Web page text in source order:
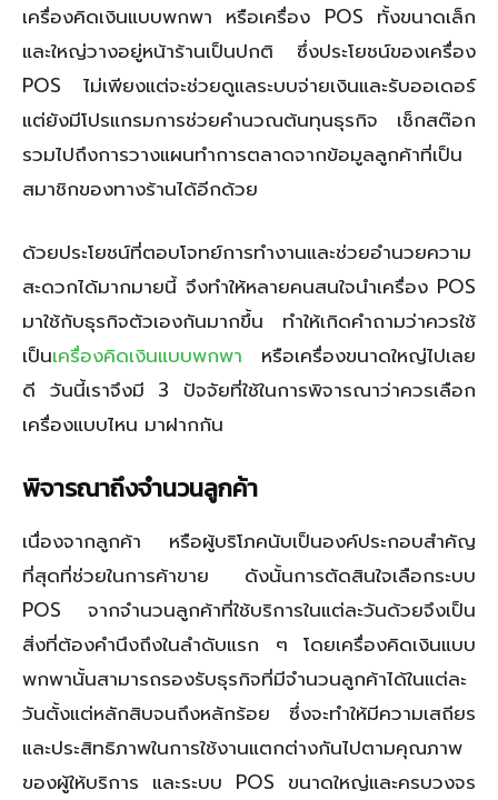
เครื่องคิดเงินแบบพกพา หรือเครื่อง POS ทั้งขนาดเล็ก
และใหญ่วางอยู่หน้าร้านเป็นปกติ ซึ่งประโยชน์ของเครื่อง
POS ไม่เพียงแต่จะช่วยดูแลระบบจ่ายเงินและรับออเดอร์
แต่ยังมีโปรแกรมการช่วยคำนวณต้นทุนธุรกิจ เช็กสต๊อก
รวมไปถึงการวางแผนทำการตลาดจากข้อมูลลูกค้าที่เป็น
สมาชิกของทางร้านได้อีกด้วย
ด้วยประโยชน์ที่ตอบโจทย์การทำงานและช่วยอำนวยความ
สะดวกได้มากมายนี้ จึงทำให้หลายคนสนใจนำเครื่อง POS
มาใช้กับธุรกิจตัวเองกันมากขึ้น ทำให้เกิดคำถามว่าควรใช้
เป็นเครื่องคิดเงินแบบพกพา หรือเครื่องขนาดใหญ่ไปเลย
ดี วันนี้เราจึงมี 3 ปัจจัยที่ใช้ในการพิจารณาว่าควรเลือก
เครื่องแบบไหน มาฝากกัน
พิจารณาถึงจำนวนลูกค้า
เนื่องจากลูกค้า หรือผู้บริโภคนับเป็นองค์ประกอบสำคัญ
ที่สุดที่ช่วยในการค้าขาย ดังนั้นการตัดสินใจเลือกระบบ
POS จากจำนวนลูกค้าที่ใช้บริการในแต่ละวันด้วยจึงเป็น
สิ่งที่ต้องคำนึงถึงในลำดับแรก ๆ โดยเครื่องคิดเงินแบบ
พกพานั้นสามารถรองรับธุรกิจที่มีจำนวนลูกค้าได้ในแต่ละ
วันตั้งแต่หลักสิบจนถึงหลักร้อย ซึ่งจะทำให้มีความเสถียร
และประสิทธิภาพในการใช้งานแตกต่างกันไปตามคุณภาพ
ของผู้ให้บริการ และระบบ POS ขนาดใหญ่และครบวงจร